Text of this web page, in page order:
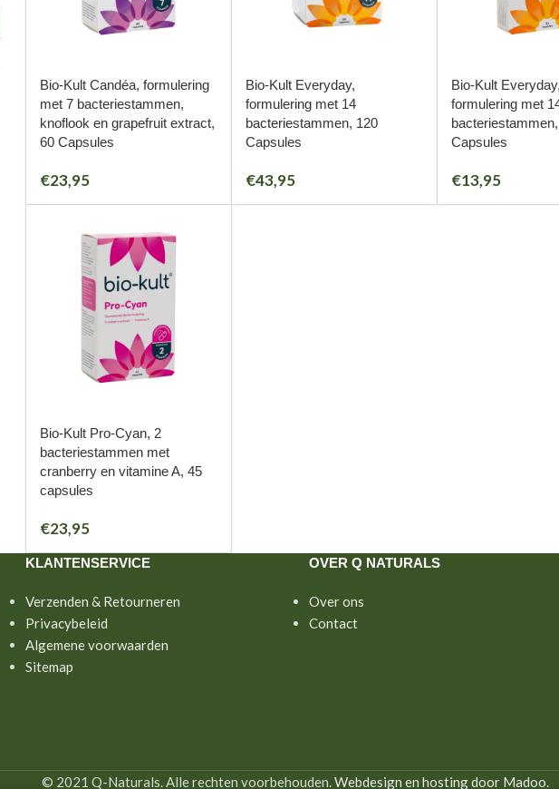
Bio-Kult Candéa, formulering
met 7 bacteriestammen,
knoflook en grapefruit extract,
60 Capsules
€23,95
Bio-Kult Everyday,
formulering met 14
bacteriestammen, 120
Capsules
€43,95
Bio-Kult Everyday,
formulering met
Capsules
€13,95
Bio-Kult Pro-Cyan, 2
bacteriestammen met
cranberry en vitamine A, 45
capsules
€23,95
KLANTENSERVICE
Verzenden & Retourneren
Privacybeleid
Algemene voorwaarden
Sitemap
OVER Q NATURALS
Over ons
Contact
© 2021 Q-Naturals. Alle rechten voorbehouden.Webdesign en hosting door Madoo.